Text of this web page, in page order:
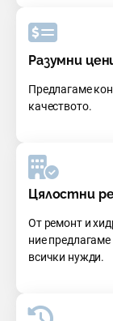
Разумни
Предлагаме
качеството.
Цялостни
От ремонт и
ние
всички нужди.